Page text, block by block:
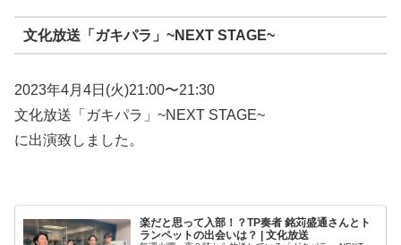
文化放送「ガキパラ」~NEXT STAGE~
2023年4月4日(火)21:00〜21:30
文化放送「ガキパラ」~NEXT STAGE~
に出演致しました。
楽だと思って入部！？TP奏者 銘苅盛通さんとト
ランペットの出会いは？ | 文化放送